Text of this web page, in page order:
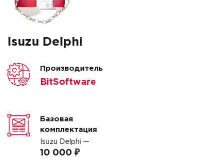
Isuzu Delphi
Производитель
BitSoftware
Базовая
комплектация
Isuzu Delphi —
10 000 ₽